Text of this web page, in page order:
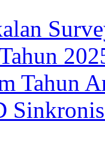
Tahun